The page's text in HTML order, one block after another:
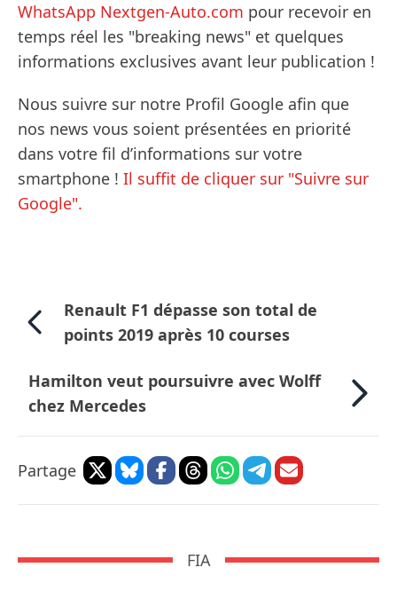
WhatsApp Nextgen-Auto.com pour recevoir en
temps réel les "breaking news" et quelques
informations exclusives avant leur publication !
Nous suivre sur notre Profil Google afin que
nos news vous soient présentées en priorité
dans votre fil d’informations sur votre
smartphone ! Il suffit de cliquer sur "Suivre sur
Google".
Renault F1 dépasse son total de
points 2019 après 10 courses
Hamilton veut poursuivre avec Wolff
chez Mercedes
Partage
FIA